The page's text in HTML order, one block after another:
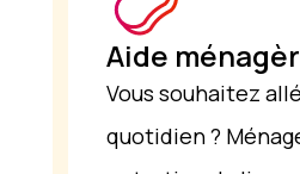
Aide
Vous souhaitez
quotidien ?